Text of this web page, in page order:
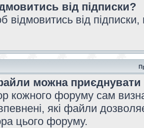
від підписки?
відмовитись від
можна
кожного форуму сам
які файли
цього форуму.